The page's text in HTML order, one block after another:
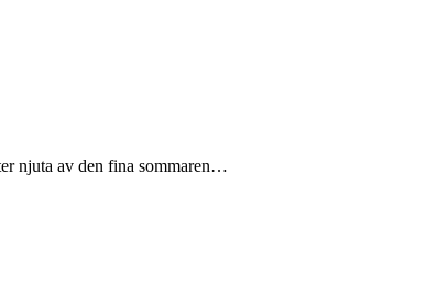
njuta av den fina sommaren…